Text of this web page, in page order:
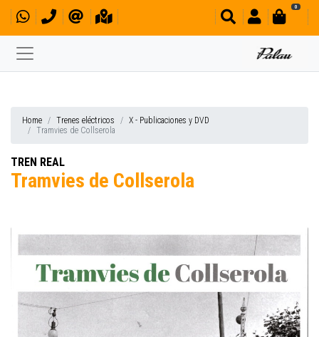
0
Home Trenes eléctricos
X - Publicaciones y DVD
Tramvies de Collserola
TREN REAL
Tramvies de Collserola